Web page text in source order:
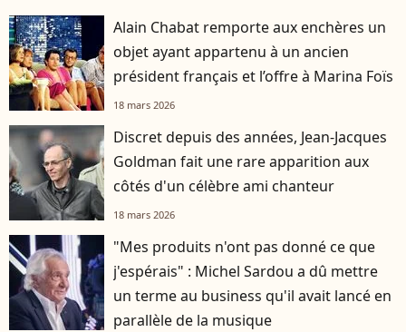
Alain Chabat remporte aux enchères un
objet ayant appartenu à un ancien
président français et l’offre à Marina Foïs
18 mars 2026
Discret depuis des années, Jean-Jacques
Goldman fait une rare apparition aux
côtés d'un célèbre ami chanteur
18 mars 2026
"Mes produits n'ont pas donné ce que
j'espérais" : Michel Sardou a dû mettre
un terme au business qu'il avait lancé en
parallèle de la musique